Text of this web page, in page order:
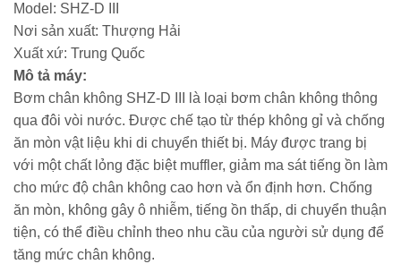
Model: SHZ-D III
Nơi sản xuất: Thượng Hải
Xuất xứ: Trung Quốc
Mô tả máy:
Bơm chân không SHZ-D III là loại bơm chân không thông
qua đôi vòi nước. Được chế tạo từ thép không gỉ và chống
ăn mòn vật liệu khi di chuyển thiết bị. Máy được trang bị
với một chất lỏng đặc biệt muffler, giảm ma sát tiếng ồn làm
cho mức độ chân không cao hơn và ổn định hơn. Chống
ăn mòn, không gây ô nhiễm, tiếng ồn thấp, di chuyển thuận
tiện, có thể điều chỉnh theo nhu cầu của người sử dụng để
tăng mức chân không.